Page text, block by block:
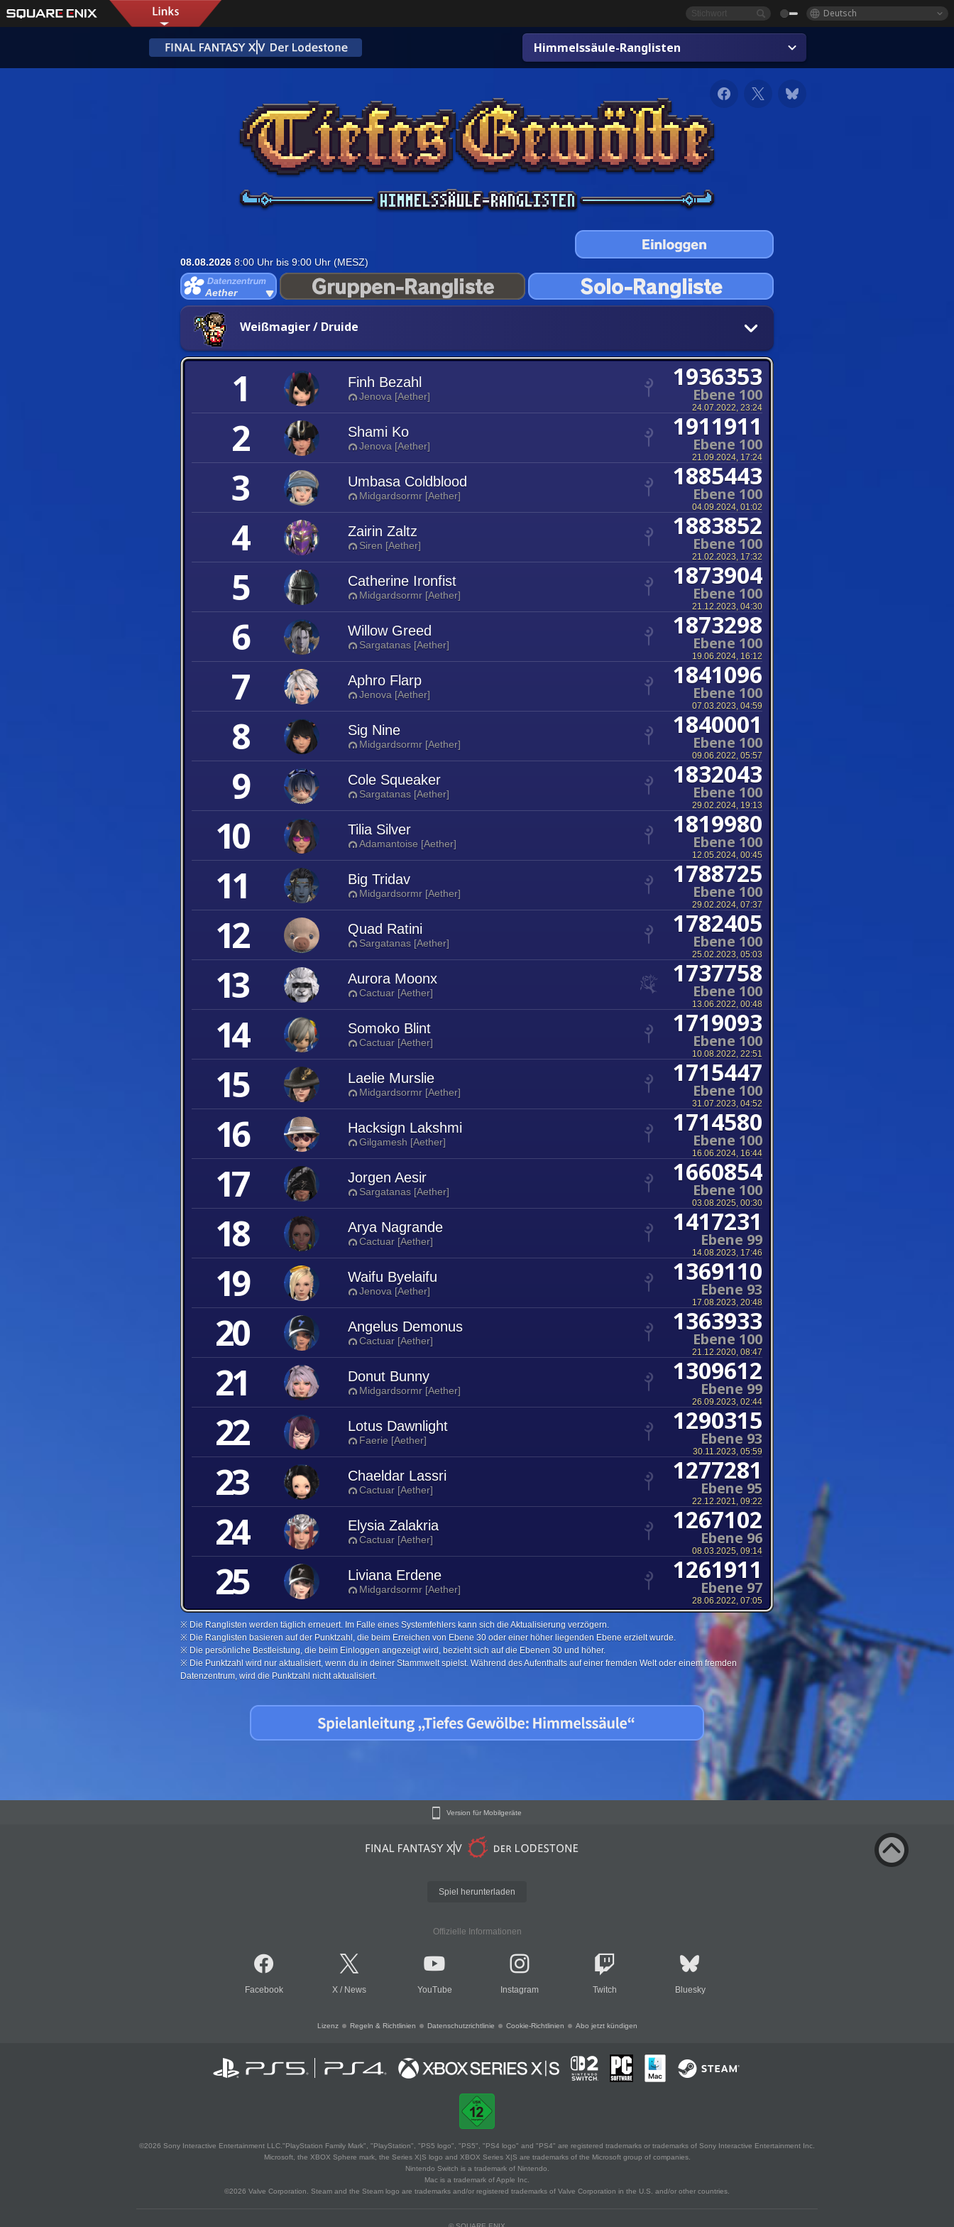
Deutsch
Himmelssäule-Ranglisten
08.08.2026 8:00 Uhr bis 9:00 Uhr (MESZ)
Aether
Weißmagier / Druide
1 Finh Bezahl
Jenova [Aether]
1936353
Ebene 100
24.07.2022, 23:24
2 Shami Ko
Jenova [Aether]
1911911
Ebene 100
21.09.2024, 17:24
3 Umbasa Coldblood
Midgardsormr [Aether]
1885443
Ebene 100
04.09.2024, 01:02
4 Zairin Zaltz
Siren [Aether]
1883852
Ebene 100
21.02.2023, 17:32
5 Catherine Ironfist
Midgardsormr [Aether]
1873904
Ebene 100
21.12.2023, 04:30
6 Willow Greed
Sargatanas [Aether]
1873298
Ebene 100
19.06.2024, 16:12
7 Aphro Flarp
Jenova [Aether]
1841096
Ebene 100
07.03.2023, 04:59
8 Sig Nine
Midgardsormr [Aether]
1840001
Ebene 100
09.06.2022, 05:57
9 Cole Squeaker
Sargatanas [Aether]
1832043
Ebene 100
29.02.2024, 19:13
10 Tilia Silver
Adamantoise [Aether]
1819980
Ebene 100
12.05.2024, 00:45
11 Big Tridav
Midgardsormr [Aether]
1788725
Ebene 100
29.02.2024, 07:37
12 Quad Ratini
Sargatanas [Aether]
1782405
Ebene 100
25.02.2023, 05:03
13 Aurora Moonx
Cactuar [Aether]
1737758
Ebene 100
13.06.2022, 00:48
14 Somoko Blint
Cactuar [Aether]
1719093
Ebene 100
10.08.2022, 22:51
15 Laelie Murslie
Midgardsormr [Aether]
1715447
Ebene 100
31.07.2023, 04:52
16 Hacksign Lakshmi
Gilgamesh [Aether]
1714580
Ebene 100
16.06.2024, 16:44
17 Jorgen Aesir
Sargatanas [Aether]
1660854
Ebene 100
03.08.2025, 00:30
18 Arya Nagrande
Cactuar [Aether]
1417231
Ebene 99
14.08.2023, 17:46
19 Waifu Byelaifu
Jenova [Aether]
1369110
Ebene 93
17.08.2023, 20:48
20 Angelus Demonus
Cactuar [Aether]
1363933
Ebene 100
21.12.2020, 08:47
21 Donut Bunny
Midgardsormr [Aether]
1309612
Ebene 99
26.09.2023, 02:44
22 Lotus Dawnlight
Faerie [Aether]
1290315
Ebene 93
30.11.2023, 05:59
23 Chaeldar Lassri
Cactuar [Aether]
1277281
Ebene 95
22.12.2021, 09:22
24 Elysia Zalakria
Cactuar [Aether]
1267102
Ebene 96
08.03.2025, 09:14
25 Liviana Erdene
Midgardsormr [Aether]
1261911
Ebene 97
28.06.2022, 07:05
※ Die Ranglisten werden täglich erneuert. Im Falle eines Systemfehlers kann sich die Aktualisierung verzögern.
※ Die Ranglisten basieren auf der Punktzahl, die beim Erreichen von Ebene 30 oder einer höher liegenden Ebene erzielt wurde.
※ Die persönliche Bestleistung, die beim Einloggen angezeigt wird, bezieht sich auf die Ebenen 30 und höher.
※ Die Punktzahl wird nur aktualisiert, wenn du in deiner Stammwelt spielst. Während des Aufenthalts auf einer fremden Welt oder einem fremden
Datenzentrum, wird die Punktzahl nicht aktualisiert.
Version für Mobilgeräte
Spiel herunterladen
Offizielle Informationen
Facebook X / News YouTube Instagram Twitch Bluesky
Lizenz Regeln & Richtlinien Datenschutzrichtlinie Cookie-Richtlinien Abo jetzt kündigen
©2026 Sony Interactive Entertainment LLC."PlayStation Family Mark", "PlayStation", "PS5 logo", "PS5", "PS4 logo" and "PS4" are registered trademarks or trademarks of Sony Interactive Entertainment Inc.
Microsoft, the XBOX Sphere mark, the Series X|S logo and XBOX Series X|S are trademarks of the Microsoft group of companies.
Nintendo Switch is a trademark of Nintendo.
Mac is a trademark of Apple Inc.
©2026 Valve Corporation. Steam and the Steam logo are trademarks and/or registered trademarks of Valve Corporation in the U.S. and/or other countries.